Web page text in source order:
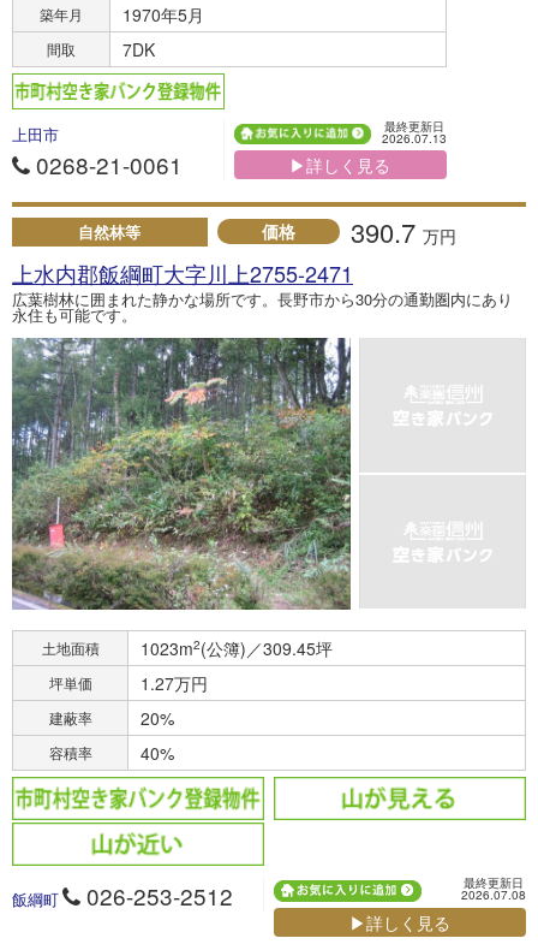
築年月 1970年5月
間取 7DK
上田市
0268-21-0061
最終更新日
2026.07.13
▶詳しく見る
自然林等 価格 390.7 万円
上水内郡飯綱町大字川上2755-2471
広葉樹林に囲まれた静かな場所です。長野市から30分の通勤圏内にあり
永住も可能です。
土地面積 1023m2(公簿)／309.45坪
坪単価 1.27万円
建蔽率 20%
容積率 40%
飯綱町 026-253-2512 最終更新日
2026.07.08
▶詳しく見る